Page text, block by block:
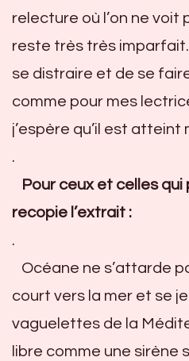
relecture où l’on ne voit
reste très très
se distraire et de se
comme pour mes
j’espère qu’il est atteint
.
Pour ceux et celles
recopie l’extrait :
.
Océane ne s’attarde
court vers la mer et se
vaguelettes de la
libre comme une sirène